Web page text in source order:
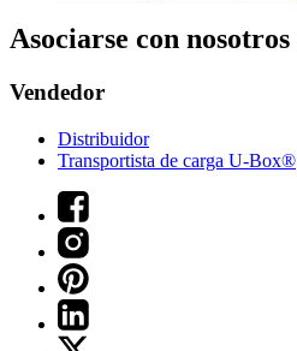
Asociarse con nosotros
Vendedor
Distribuidor
Transportista de carga U-Box®